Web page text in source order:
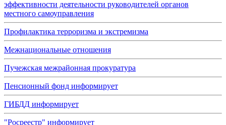
эффективности деятельности руководителей органов
местного самоуправления
Профилактика терроризма и экстремизма
Межнациональные отношения
Пучежская межрайонная прокуратура
Пенсионный фонд информирует
ГИБДД информирует
"Росреестр" информирует